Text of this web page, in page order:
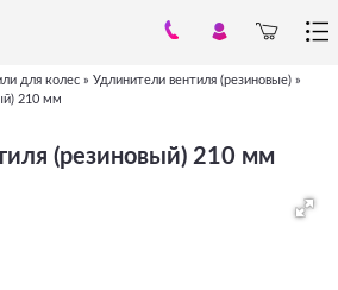
для колес » Удлинители вентиля (резиновые) »
210 мм
(резиновый) 210 мм